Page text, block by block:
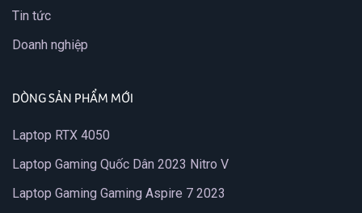
Tin tức
Doanh nghiệp
DÒNG SẢN PHẨM MỚI
Laptop RTX 4050
Laptop Gaming Quốc Dân 2023 Nitro V
Laptop Gaming Gaming Aspire 7 2023